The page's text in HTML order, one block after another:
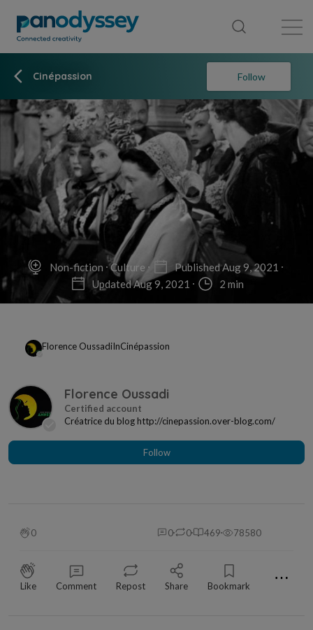
Cinépassion Follow
Non-fiction Culture
Published Aug 9, 2021
Updated Aug 9, 2021
2 min
Florence OussadiInCinépassion
Florence Oussadi
Créatrice du blog http://cinepassion.over-blog.com/
Follow
0 0 0 469 78580
Like Comment Repost Share Bookmark ⋯